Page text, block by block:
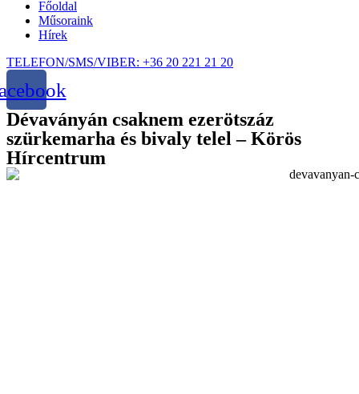
Főoldal
Műsoraink
Hírek
TELEFON/SMS/VIBER: +36 20 221 21 20
Dévaványán csaknem ezerötszáz
szürkemarha és bivaly telel – Körös
Hírcentrum